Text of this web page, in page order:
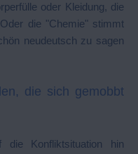
oder Kleidung, die
die "Chemie" stimmt
neudeutsch zu sagen
die sich gemobbt
Konfliktsituation hin